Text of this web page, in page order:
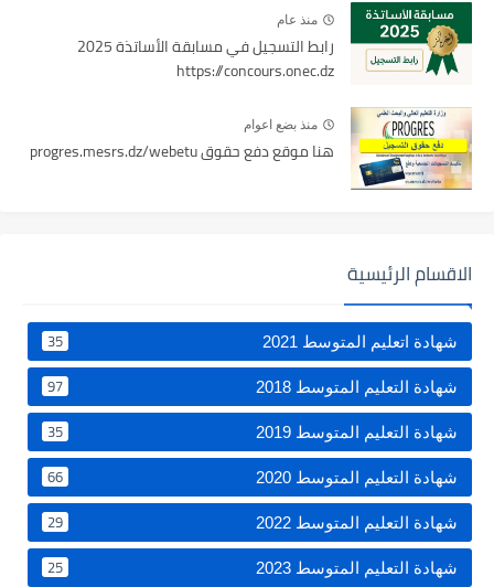
منذ عام
رابط التسجيل في مسابقة الأساتذة 2025
https://concours.onec.dz
منذ بضع اعوام
هنا موقع دفع حقوق progres.mesrs.dz/webetu
الاقسام الرئيسية
شهادة اتعليم المتوسط 2021 35
شهادة التعليم المتوسط 2018 97
شهادة التعليم المتوسط 2019 35
شهادة التعليم المتوسط 2020 66
شهادة التعليم المتوسط 2022 29
شهادة التعليم المتوسط 2023 25